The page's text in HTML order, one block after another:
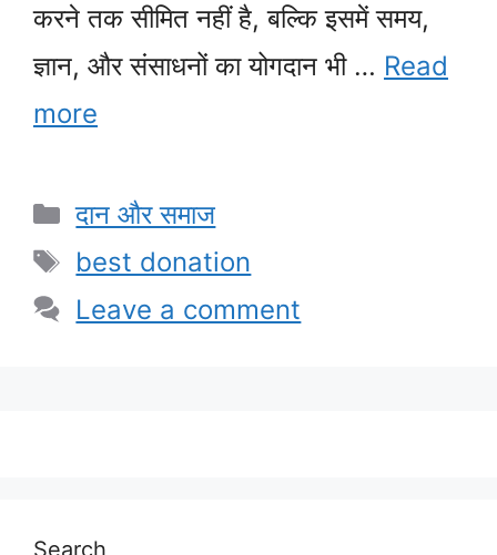
करने तक सीमित नहीं है, बल्कि इसमें समय,
ज्ञान, और संसाधनों का योगदान भी … Read
more
Categories
दान और समाज
Tags
best donation
Leave a comment
Search